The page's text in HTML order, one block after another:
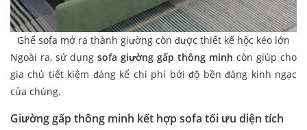
Ghế sofa mở ra thành giường còn được thiết kế hộc kéo lớn
Ngoài ra, sử dụng sofa giường gấp thông minh còn giúp cho
gia chủ tiết kiệm đáng kể chi phí bởi độ bền đáng kinh ngạc
của chúng.
Giường gấp thông minh kết hợp sofa tối ưu diện tích